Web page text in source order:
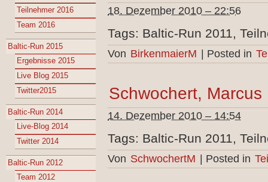
Teilnehmer 2016
Team 2016
Baltic-Run 2015
Ergebnisse 2015
Live Blog 2015
Twitter2015
Baltic-Run 2014
Live-Blog 2014
Twitter 2014
Baltic-Run 2012
Team 2012
18. Dezember 2010 – 22:56
Tags: Baltic-Run 2011,
Von BirkenmaierM Posted in
Schwochert, Marcus
14. Dezember 2010 – 14:54
Tags: Baltic-Run 2011,
Von SchwochertM Posted in